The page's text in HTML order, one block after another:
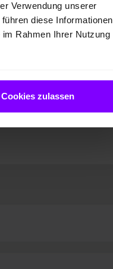
Verwendung unserer
diese Informationen
Rahmen Ihrer Nutzung
Cookies zulassen